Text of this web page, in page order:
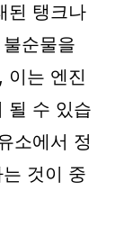
된 탱크나
순물을
이는 엔진
될 수 있습
소에서 정
것이 중